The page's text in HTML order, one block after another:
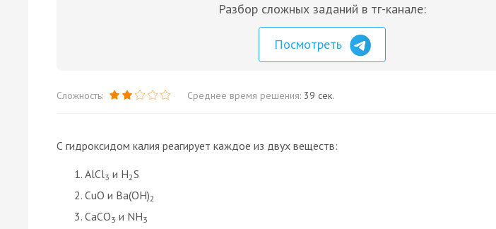
Разбор сложных заданий в тг-канале:
Посмотреть
Сложность: Среднее время решения: 39 сек.
С гидроксидом калия реагирует каждое из двух веществ:
AlCl3 и H2S
CuO и Ba(OH)2
CaCO3 и NH3